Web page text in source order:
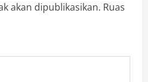
akan dipublikasikan. Ruas